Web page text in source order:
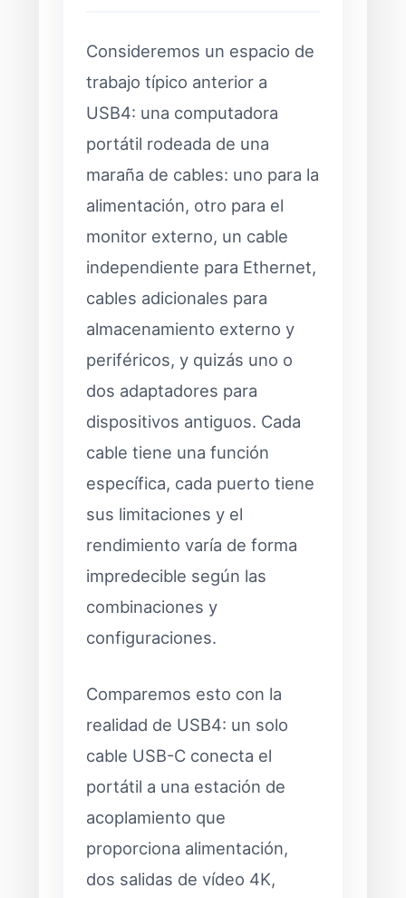
Consideremos un espacio de
trabajo típico anterior a
USB4: una computadora
portátil rodeada de una
maraña de cables: uno para la
alimentación, otro para el
monitor externo, un cable
independiente para Ethernet,
cables adicionales para
almacenamiento externo y
periféricos, y quizás uno o
dos adaptadores para
dispositivos antiguos. Cada
cable tiene una función
específica, cada puerto tiene
sus limitaciones y el
rendimiento varía de forma
impredecible según las
combinaciones y
configuraciones.
Comparemos esto con la
realidad de USB4: un solo
cable USB-C conecta el
portátil a una estación de
acoplamiento que
proporciona alimentación,
dos salidas de vídeo 4K,